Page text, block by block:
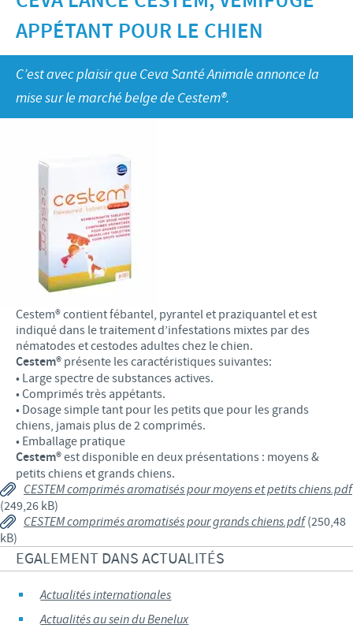
Notre mission
Recherche et développement
Bovins-Ovins-Caprins
Porcs
Volailles
Importance de la responsabilité
Contributions
Programmes de soutien
ACTUALITÉS
Actualités internationales
Actualités au sein du Benelux
OFFRES D'EMPLOI
Offres d'emploi au sein du Benelux
APPÉTANT POUR LE CHIEN
C’est avec plaisir que Ceva Santé Animale annonce la
mise sur le marché belge de Cestem®.
Cestem® contient fébantel, pyrantel et praziquantel et est
indiqué dans le traitement d’infestations mixtes par des
nématodes et cestodes adultes chez le chien.
Cestem® présente les caractéristiques suivantes:
• Large spectre de substances actives.
• Comprimés très appétants.
• Dosage simple tant pour les petits que pour les grands
chiens, jamais plus de 2 comprimés.
• Emballage pratique
Cestem®est disponible en deux présentations : moyens &
petits chiens et grands chiens.
CESTEM comprimés aromatisés pour moyens et petits chiens.pdf
(249,26 kB)
CESTEM comprimés aromatisés pour grands chiens.pdf(250,48
kB)
EGALEMENT DANS ACTUALITÉS
Actualités internationales
Actualités au sein du Benelux